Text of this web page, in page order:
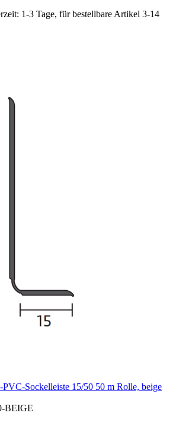
1-3 Tage, für bestellbare Artikel 3-14
Sockelleiste 15/50 50 m Rolle, beige
BEIGE